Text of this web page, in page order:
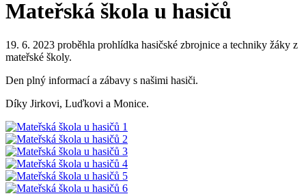
Mateřská škola u hasičů
19. 6. 2023 proběhla prohlídka hasičské zbrojnice a techniky žáky z
mateřské školy.
Den plný informací a zábavy s našimi hasiči.
Díky Jirkovi, Luďkovi a Monice.